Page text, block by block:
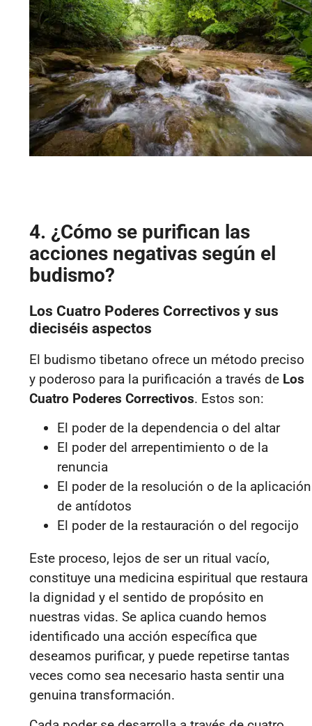
4. ¿Cómo se purifican las
acciones negativas según el
budismo?
Los Cuatro Poderes Correctivos y sus
dieciséis aspectos
El budismo tibetano ofrece un método preciso
y poderoso para la purificación a través de Los
Cuatro Poderes Correctivos. Estos son:
El poder de la dependencia o del altar
El poder del arrepentimiento o de la
renuncia
El poder de la resolución o de la aplicación
de antídotos
El poder de la restauración o del regocijo
Este proceso, lejos de ser un ritual vacío,
constituye una medicina espiritual que restaura
la dignidad y el sentido de propósito en
nuestras vidas. Se aplica cuando hemos
identificado una acción específica que
deseamos purificar, y puede repetirse tantas
veces como sea necesario hasta sentir una
genuina transformación.